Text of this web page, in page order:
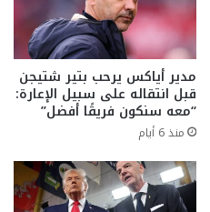
مدير أياكس يرحب بتير شتيجن
قبل انتقاله على سبيل الإعارة:
“معه سنكون فريقًا أفضل”
منذ 6 أيام